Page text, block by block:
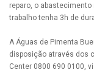
reparo, o
trabalho tenha 3h de
A Águas de Pimenta
disposição através dos
Center 0800 690 0100,